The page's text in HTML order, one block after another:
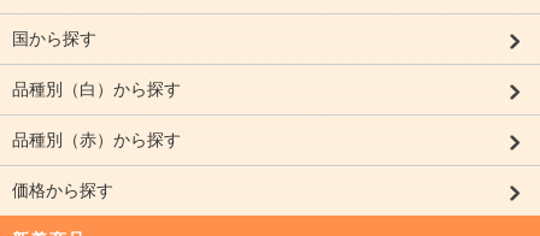
国から探す
品種別（白）から探す
品種別（赤）から探す
価格から探す